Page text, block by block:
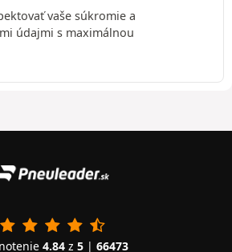
vaše súkromie a
údajmi s maximálnou
4.84z 5| 66473